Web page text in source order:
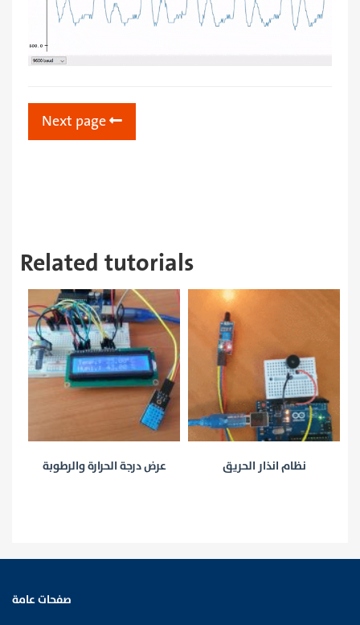
Next page
Related tutorials
عرض درجة الحرارة والرطوبة نظام انذار الحريق
صفحات عامة